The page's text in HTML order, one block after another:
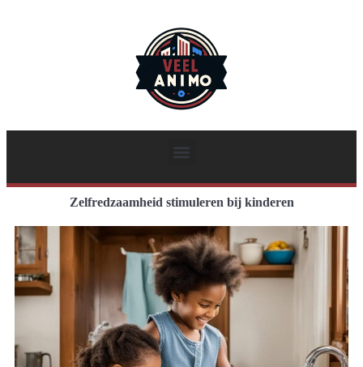
Zelfredzaamheid stimuleren bij kinderen